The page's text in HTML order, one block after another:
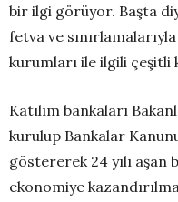
bir ilgi görüyor. Başta
fetva ve
kurumları ile ilgili
Katılım bankaları
kurulup Bankalar
göstererek 24 yılı aşan
ekonomiye